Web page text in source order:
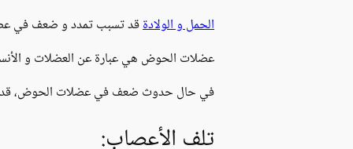
الحمل و الولادةقد تسبب تمدد و ضعف في
عضلات الحوض هي عبارة عن العضلات و
في حال حدوث ضعف في عضلات الحوض، قد
تلف الأعصاب: